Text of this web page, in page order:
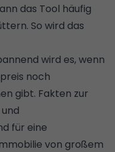
das Tool häufig
So wird das
wird es, wenn
noch
gibt. Fakten zur
für eine
von großem